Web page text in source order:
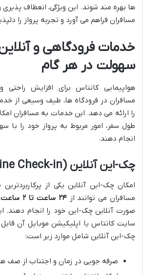
ها بهره مند شوند. این ویژگی، انعطاف پذیری
مسافران فراهم می آورد و تجربه پرواز را
خدمات فرودگاهی و
سهولت در هر گام
هواپیمایی کانتاس برای افزایش راحتی
مسافران در فرودگاه ها، طیف وسیعی از
را ارائه می دهد. این خدمات به مسافران
طول سفر، امور مربوط به پرواز خود را
انجام دهند.
چک-این آنلاین (Online Check-in)
امکان چک-این آنلاین یکی از
مسافران می توانند از۲۴ ساعت تا ۲ ساعت قبل از زمان پرواز
صورت آنلاین چک-این خود را انجام دهند.
سایت کانتاس یا اپلیکیشن موبایل آن
چک-این آنلاین شامل موارد زیر است:
صرفه جویی در زمان و اجتناب از صف